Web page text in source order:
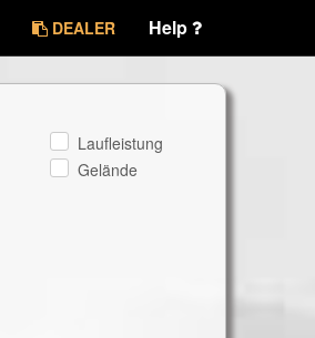
DEALER Help
Laufleistung
Gelände